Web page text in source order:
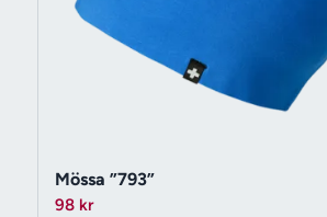
Mössa ”793”
98 kr